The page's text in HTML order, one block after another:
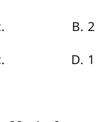
giác. B. 2
giác. D. 1